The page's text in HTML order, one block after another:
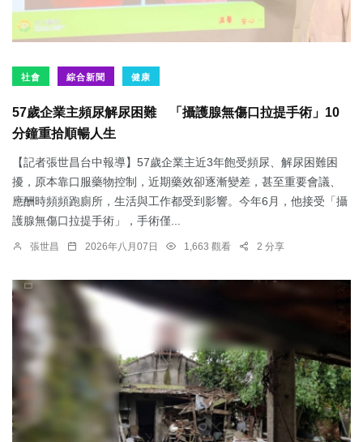
社會 綜合新聞 健康
57歲企業主頻尿解尿困難 「攝護腺無傷口拉提手術」10
分鐘重拾順暢人生
【記者張世昌台中報導】57歲企業主近3年飽受頻尿、解尿困難困
擾，原本靠口服藥物控制，近期藥效卻逐漸變差，甚至重要會議、
應酬時頻頻跑廁所，生活與工作都受到影響。今年6月，他接受「攝
護腺無傷口拉提手術」，手術僅...
張世昌 2026年八月07日 1,663 觀看 2 分享